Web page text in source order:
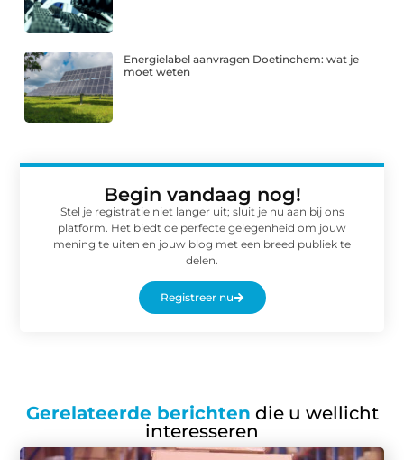
Energielabel aanvragen Doetinchem: wat je
moet weten
Begin vandaag nog!
Stel je registratie niet langer uit; sluit je nu aan bij ons
platform. Het biedt de perfecte gelegenheid om jouw
mening te uiten en jouw blog met een breed publiek te
delen.
Registreer nu
Gerelateerde berichten die u wellicht
interesseren